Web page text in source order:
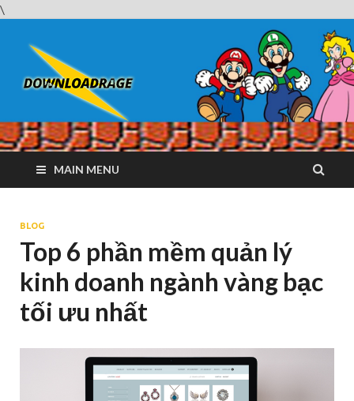
\
Website tải phần mềm nhanh và miễn phí
MAIN MENU
BLOG
Top 6 phần mềm quản lý
kinh doanh ngành vàng bạc
tối ưu nhất